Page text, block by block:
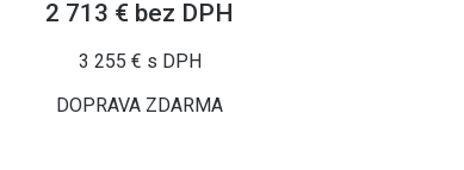
2 713 € bez DPH
3 255 € s DPH
DOPRAVA ZDARMA